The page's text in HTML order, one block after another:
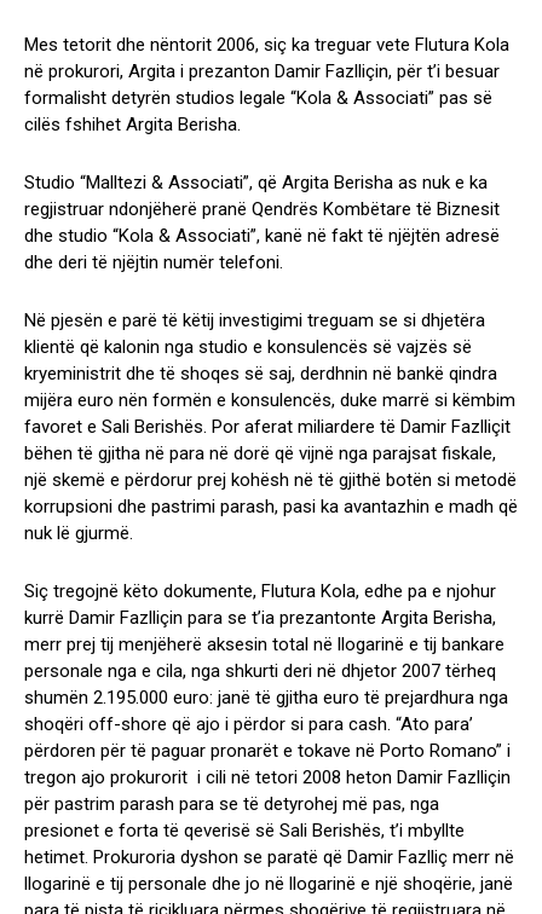
Mes tetorit dhe nëntorit 2006, siç ka treguar vete Flutura Kola
në prokurori, Argita i prezanton Damir Fazlliçin, për t’i besuar
formalisht detyrën studios legale “Kola & Associati” pas së
cilës fshihet Argita Berisha.
Studio “Malltezi & Associati”, që Argita Berisha as nuk e ka
regjistruar ndonjëherë pranë Qendrës Kombëtare të Biznesit
dhe studio “Kola & Associati”, kanë në fakt të njëjtën adresë
dhe deri të njëjtin numër telefoni.
Në pjesën e parë të këtij investigimi treguam se si dhjetëra
klientë që kalonin nga studio e konsulencës së vajzës së
kryeministrit dhe të shoqes së saj, derdhnin në bankë qindra
mijëra euro nën formën e konsulencës, duke marrë si këmbim
favoret e Sali Berishës. Por aferat miliardere të Damir Fazlliçit
bëhen të gjitha në para në dorë që vijnë nga parajsat fiskale,
një skemë e përdorur prej kohësh në të gjithë botën si metodë
korrupsioni dhe pastrimi parash, pasi ka avantazhin e madh që
nuk lë gjurmë.
Siç tregojnë këto dokumente, Flutura Kola, edhe pa e njohur
kurrë Damir Fazlliçin para se t’ia prezantonte Argita Berisha,
merr prej tij menjëherë aksesin total në llogarinë e tij bankare
personale nga e cila, nga shkurti deri në dhjetor 2007 tërheq
shumën 2.195.000 euro: janë të gjitha euro të prejardhura nga
shoqëri off-shore që ajo i përdor si para cash. “Ato para’
përdoren për të paguar pronarët e tokave në Porto Romano” i
tregon ajo prokurorit i cili në tetori 2008 heton Damir Fazlliçin
për pastrim parash para se të detyrohej më pas, nga
presionet e forta të qeverisë së Sali Berishës, t’i mbyllte
hetimet. Prokuroria dyshon se paratë që Damir Fazlliç merr në
llogarinë e tij personale dhe jo në llogarinë e një shoqërie, janë